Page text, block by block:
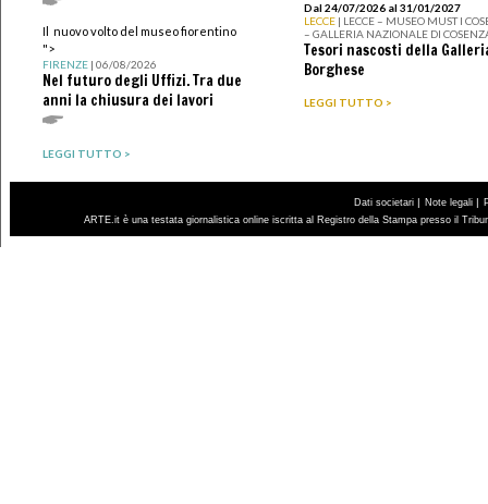
Il nuovo volto del museo fiorentino
">
FIRENZE| 06/08/2026
Nel futuro degli Uffizi. Tra due
anni la chiusura dei lavori
LEGGI TUTTO >
Dal 24/07/2026 al 31/01/2027
LECCE | LECCE – MUSEO MUST I
– GALLERIA NAZIONALE DI
Tesori nascosti della
Borghese
LEGGI TUTTO >
Dati societari | Note legali |
ARTE.it è una testata giornalistica online iscritta al Registro della Stampa presso il